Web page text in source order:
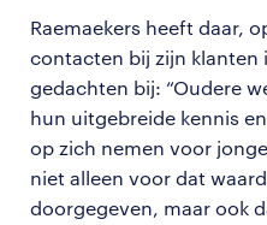
Raemaekers heeft daar,
contacten bij zijn klanten
gedachten bij: “Oudere
hun uitgebreide kennis
op zich nemen voor
niet alleen voor dat
doorgegeven, maar ook